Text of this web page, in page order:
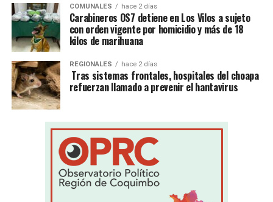
COMUNALES hace 2 días
Carabineros OS7 detiene en Los Vilos a sujeto
con orden vigente por homicidio y más de 18
kilos de marihuana
REGIONALES hace 2 días
Tras sistemas frontales, hospitales del choapa
refuerzan llamado a prevenir el hantavirus